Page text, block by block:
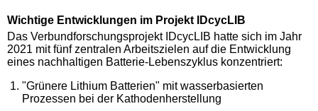
Wichtige Entwicklungen im Projekt IDcycLIB
Das Verbundforschungsprojekt IDcycLIB hatte sich im Jahr
2021 mit fünf zentralen Arbeitszielen auf die Entwicklung
eines nachhaltigen Batterie-Lebenszyklus konzentriert:
"Grünere Lithium Batterien" mit wasserbasierten
Prozessen bei der Kathodenherstellung